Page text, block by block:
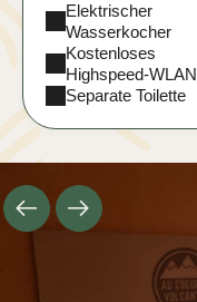
Elektrischer
Wasserkocher
Kostenloses
Highspeed-WLAN
Separate Toilette